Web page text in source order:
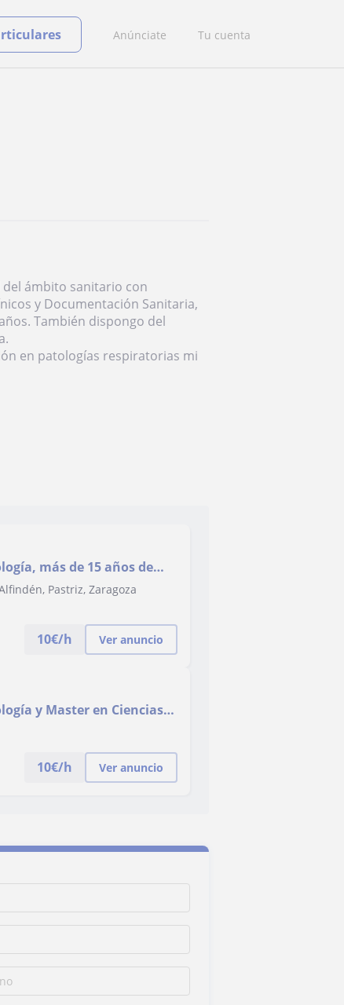
Anúnciate Tu cuenta
ámbito sanitario con
y Documentación Sanitaria,
También dispongo del
en patologías respiratorias mi
más de 15 años de
ESO y Bachillera
Pastriz, Zaragoza
10€/h Ver anuncio
y Master en Ciencias
10€/h Ver anuncio